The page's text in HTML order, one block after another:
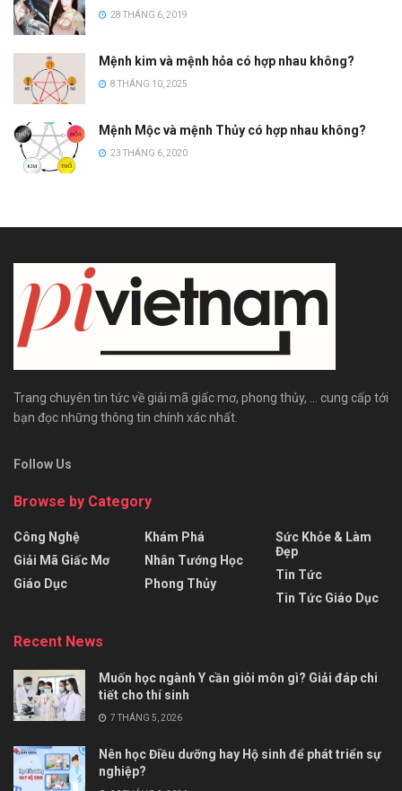
28 THÁNG 6, 2019
Mệnh kim và mệnh hỏa có hợp nhau không?
8 THÁNG 10, 2025
Mệnh Mộc và mệnh Thủy có hợp nhau không?
23 THÁNG 6, 2020
Trang chuyên tin tức về giải mã giấc mơ, phong thủy, ... cung cấp tới
bạn đọc những thông tin chính xác nhất.
Follow Us
Browse by Category
Công Nghệ
Giải Mã Giấc Mơ
Giáo Dục
Khám Phá
Nhân Tướng Học
Phong Thủy
Sức Khỏe & Làm
Đẹp
Tin Tức
Tin Tức Giáo Dục
Recent News
Muốn học ngành Y cần giỏi môn gì? Giải đáp chi
tiết cho thí sinh
7 THÁNG 5, 2026
Nên học Điều dưỡng hay Hộ sinh để phát triển sự
nghiệp?